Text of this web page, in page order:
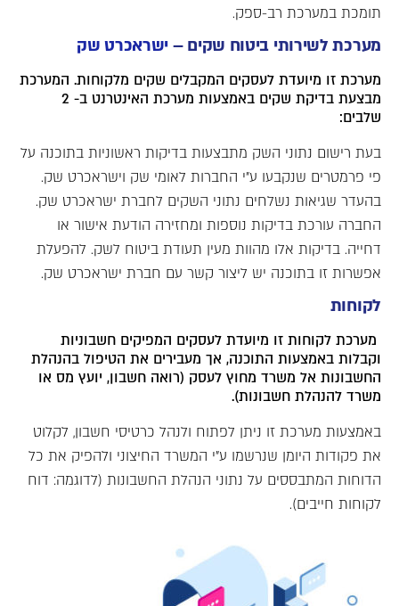
תומכת במערכת רב-ספק.
מערכת לשירותי ביטוח שקים – ישראכרט שק
מערכת זו מיועדת לעסקים המקבלים שקים מלקוחות. המערכת
מבצעת בדיקת שקים באמצעות מערכת האינטרנט ב- 2
שלבים:
בעת רישום נתוני השק מתבצעות בדיקות ראשוניות בתוכנה על
פי פרמטרים שנקבעו ע"י החברות לאומי שק וישראכרט שק.
בהעדר שגיאות נשלחים נתוני השקים לחברת ישראכרט שק.
החברה עורכת בדיקות נוספות ומחזירה הודעת אישור או
דחייה. בדיקות אלו מהוות מעין תעודת ביטוח לשק. להפעלת
אפשרות זו בתוכנה יש ליצור קשר עם חברת ישראכרט שק.
לקוחות
מערכת לקוחות זו מיועדת לעסקים המפיקים חשבוניות
וקבלות באמצעות התוכנה, אך מעבירים את הטיפול בהנהלת
החשבונות אל משרד מחוץ לעסק (רואה חשבון, יועץ מס או
משרד להנהלת חשבונות).
באמצעות מערכת זו ניתן לפתוח ולנהל כרטיסי חשבון, לקלוט
את פקודות היומן שנרשמו ע"י המשרד החיצוני ולהפיק את כל
הדוחות המתבססים על נתוני הנהלת החשבונות (לדוגמה: דוח
לקוחות חייבים).